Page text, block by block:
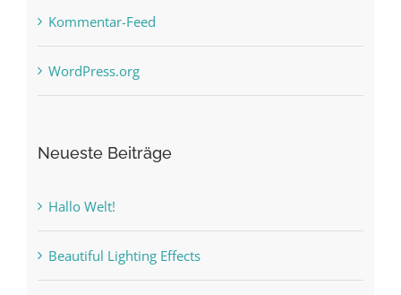
Kommentar-Feed
WordPress.org
Neueste Beiträge
Hallo Welt!
Beautiful Lighting Effects